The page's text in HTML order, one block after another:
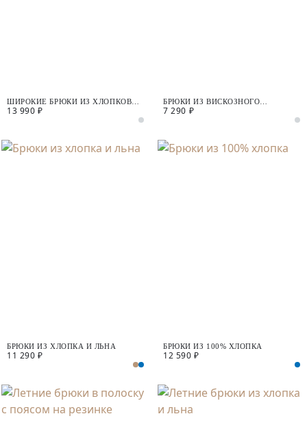
ШИРОКИЕ БРЮКИ ИЗ ХЛОПКОВОЙ
ТКАНИ
13 990 ₽
БРЮКИ ИЗ ВИСКОЗНОГО
ТРИКОТАЖА
7 290 ₽
БРЮКИ ИЗ ХЛОПКА И ЛЬНА
11 290 ₽
БРЮКИ ИЗ 100% ХЛОПКА
12 590 ₽